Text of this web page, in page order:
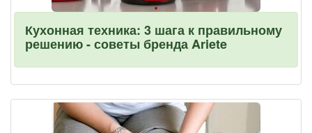
Кухонная техника: 3 шага к правильному
решению - советы бренда Ariete